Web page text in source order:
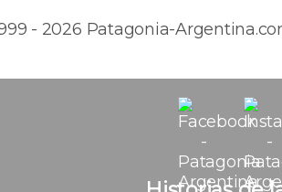
- 2026 Patagonia-